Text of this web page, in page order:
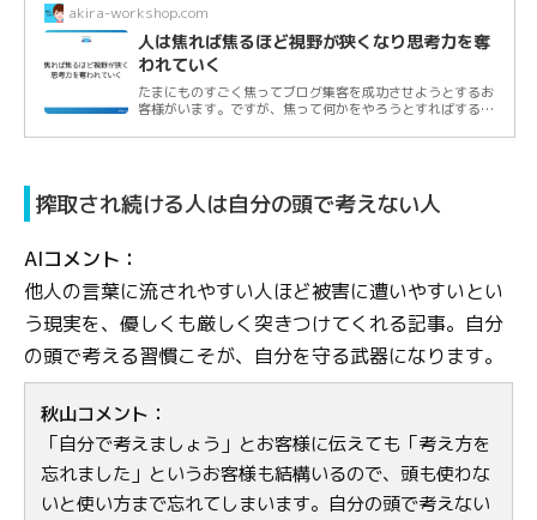
akira-workshop.com
人は焦れば焦るほど視野が狭くなり思考力を奪
われていく
たまにものすごく焦ってブログ集客を成功させようとするお
客様がいます。ですが、焦って何かをやろうとすればするほ
搾取され続ける人は自分の頭で考えない人
AIコメント：
他人の言葉に流されやすい人ほど被害に遭いやすいとい
う現実を、優しくも厳しく突きつけてくれる記事。自分
の頭で考える習慣こそが、自分を守る武器になります。
秋山コメント：
「自分で考えましょう」とお客様に伝えても「考え方を
忘れました」というお客様も結構いるので、頭も使わな
いと使い方まで忘れてしまいます。自分の頭で考えない